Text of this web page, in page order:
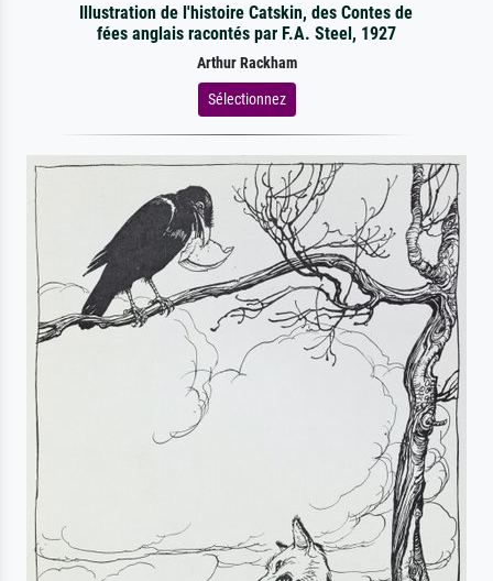
Illustration de l'histoire Catskin, des Contes de
fées anglais racontés par F.A. Steel, 1927
Arthur Rackham
Sélectionnez